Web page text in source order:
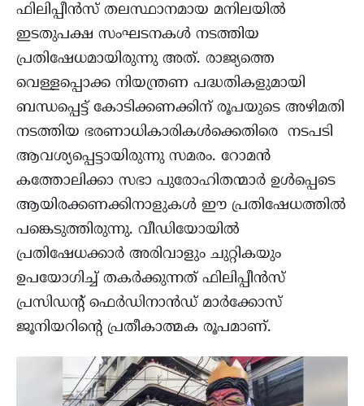
ഫിലിപ്പീൻസ് തലസ്ഥാനമായ മനിലയിൽ
ഇടതുപക്ഷ സംഘടനകൾ നടത്തിയ
പ്രതിഷേധമായിരുന്നു അത്. രാജ്യത്തെ
വെള്ളപ്പൊക്ക നിയന്ത്രണ പദ്ധതികളുമായി
ബന്ധപ്പെട്ട് കോടിക്കണക്കിന് രൂപയുടെ അഴിമതി
നടത്തിയ ഭരണാധികാരികൾക്കെതിരെ നടപടി
ആവശ്യപ്പെട്ടായിരുന്നു സമരം. റോമൻ
കത്തോലിക്കാ സഭാ പുരോഹിതന്മാർ ഉൾപ്പെടെ
ആയിരക്കണക്കിനാളുകൾ ഈ പ്രതിഷേധത്തിൽ
പങ്കെടുത്തിരുന്നു. വീഡിയോയിൽ
പ്രതിഷേധക്കാർ അരിവാളും ചുറ്റികയും
ഉപയോഗിച്ച് തകർക്കുന്നത് ഫിലിപ്പീൻസ്
പ്രസിഡന്റ് ഫെർഡിനാൻഡ് മാർക്കോസ്
ജൂനിയറിന്റെ പ്രതീകാത്മക രൂപമാണ്.